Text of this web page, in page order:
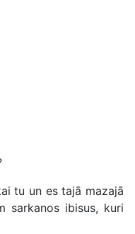
tu un es tajā mazajā
sarkanos ibisus, kuri